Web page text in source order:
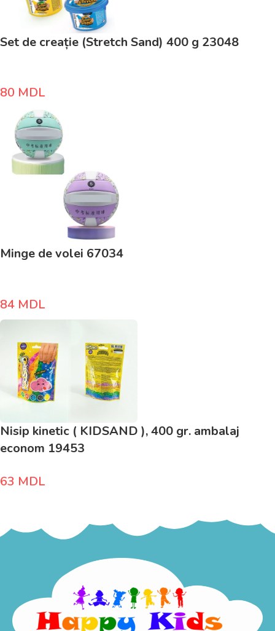
Set de creație (Stretch Sand) 400 g 23048
80 MDL
Minge de volei 67034
84 MDL
Nisip kinetic ( KIDSAND ), 400 gr. ambalaj
econom 19453
63 MDL